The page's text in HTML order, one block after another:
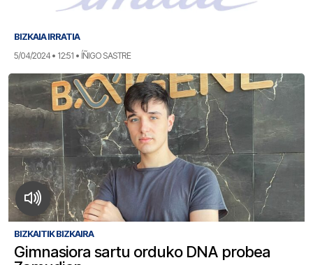
BIZKAIA IRRATIA
5/04/2024 • 12:51 • ÍÑIGO SASTRE
BIZKAITIK BIZKAIRA
Gimnasiora sartu orduko DNA probea